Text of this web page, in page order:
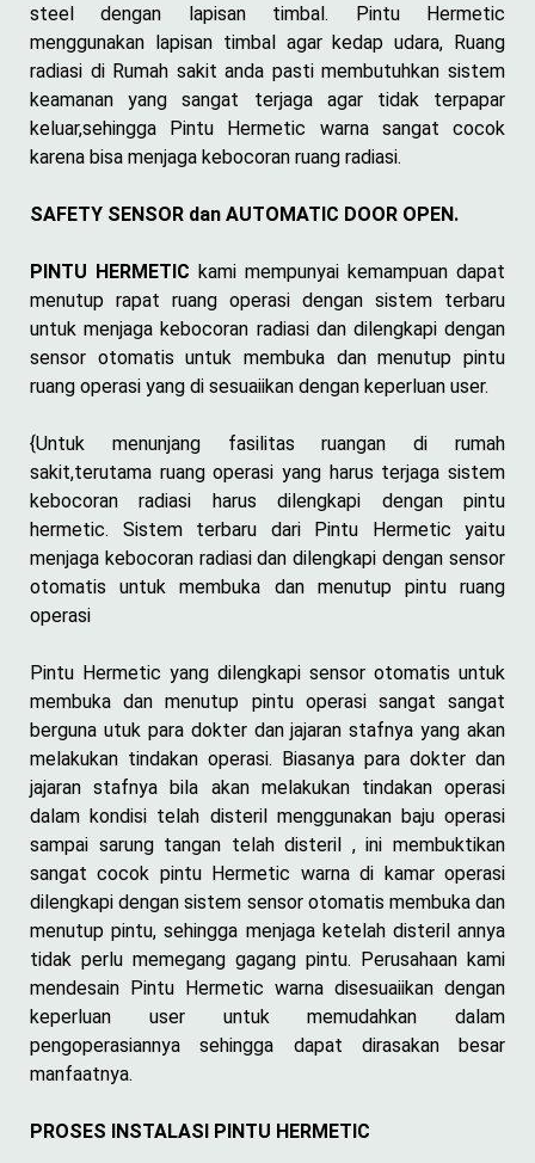
steel dengan lapisan timbal. Pintu Hermetic
menggunakan lapisan timbal agar kedap udara, Ruang
radiasi di Rumah sakit anda pasti membutuhkan sistem
keamanan yang sangat terjaga agar tidak terpapar
keluar,sehingga Pintu Hermetic warna sangat cocok
karena bisa menjaga kebocoran ruang radiasi.
SAFETY SENSOR dan AUTOMATIC DOOR OPEN.
PINTU HERMETIC kami mempunyai kemampuan dapat
menutup rapat ruang operasi dengan sistem terbaru
untuk menjaga kebocoran radiasi dan dilengkapi dengan
sensor otomatis untuk membuka dan menutup pintu
ruang operasi yang di sesuaiikan dengan keperluan user.
{Untuk menunjang fasilitas ruangan di rumah
sakit,terutama ruang operasi yang harus terjaga sistem
kebocoran radiasi harus dilengkapi dengan pintu
hermetic. Sistem terbaru dari Pintu Hermetic yaitu
menjaga kebocoran radiasi dan dilengkapi dengan sensor
otomatis untuk membuka dan menutup pintu ruang
operasi
Pintu Hermetic yang dilengkapi sensor otomatis untuk
membuka dan menutup pintu operasi sangat sangat
berguna utuk para dokter dan jajaran stafnya yang akan
melakukan tindakan operasi. Biasanya para dokter dan
jajaran stafnya bila akan melakukan tindakan operasi
dalam kondisi telah disteril menggunakan baju operasi
sampai sarung tangan telah disteril , ini membuktikan
sangat cocok pintu Hermetic warna di kamar operasi
dilengkapi dengan sistem sensor otomatis membuka dan
menutup pintu, sehingga menjaga ketelah disteril annya
tidak perlu memegang gagang pintu. Perusahaan kami
mendesain Pintu Hermetic warna disesuaiikan dengan
keperluan user untuk memudahkan dalam
pengoperasiannya sehingga dapat dirasakan besar
manfaatnya.
PROSES INSTALASI PINTU HERMETIC